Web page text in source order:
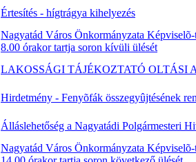
Értesítés - hígtrágya kihelyezés
Nagyatád Város Önkormányzata
8.00 órakor tartja soron kívüli ülését
LAKOSSÁGI TÁJÉKOZTATÓ OLTÁSI
Hirdetmény - Fenyõfák összegyûjtésének
Álláslehetőség a Nagyatádi Polgármesteri
Nagyatád Város Önkormányzata